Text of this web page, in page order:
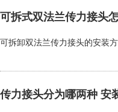
可拆式双法兰传力接头
可拆卸双法兰传力接头的安装方
传力接头分为哪两种 安